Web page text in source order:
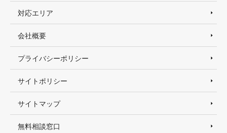
対応エリア
会社概要
プライバシーポリシー
サイトポリシー
サイトマップ
無料相談窓口